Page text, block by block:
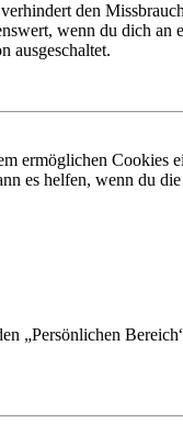
den
wenn du dich
ausgeschaltet.
ermöglichen Cookies
es helfen, wenn du
„Persönlichen